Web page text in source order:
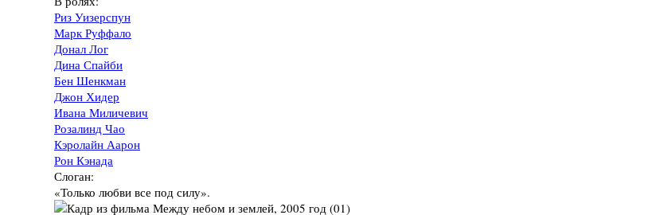
Риз Уизерспун
Марк Руффало
Донал Лог
Дина Спайби
Бен Шенкман
Джон Хидер
Ивана Миличевич
Розалинд Чао
Кэролайн Аарон
Рон Кэнада
Слоган:
«Только любви все под силу».